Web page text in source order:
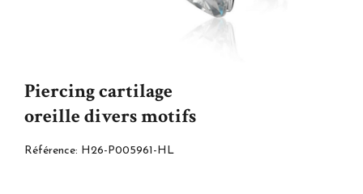
Piercing cartilage
oreille divers motifs
Référence: H26-P005961-HL